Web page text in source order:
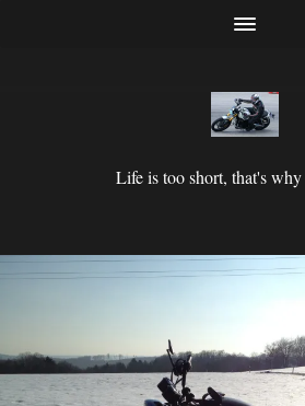
Life is too short, that's